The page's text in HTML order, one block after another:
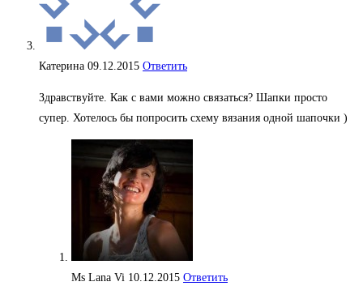
Катерина 09.12.2015 Ответить
Здравствуйте. Как с вами можно связаться? Шапки просто
супер. Хотелось бы попросить схему вязания одной шапочки )
Ms Lana Vi 10.12.2015 Ответить